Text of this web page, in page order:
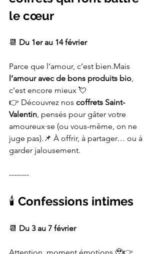
le cœur
📆 Du 1er au 14 février
Parce que l’amour, c’est bien.Mais
l’amour avec de bons produits bio,
c’est encore mieux 💘
👉 Découvrez nos coffrets Saint-
Valentin, pensés pour gâter votre
amoureux·se (ou vous-même, on ne
juge pas).📌 À offrir, à partager… ou à
garder jalousement.
--------
🕯️ Confessions intimes
📆 Du 3 au 7 février